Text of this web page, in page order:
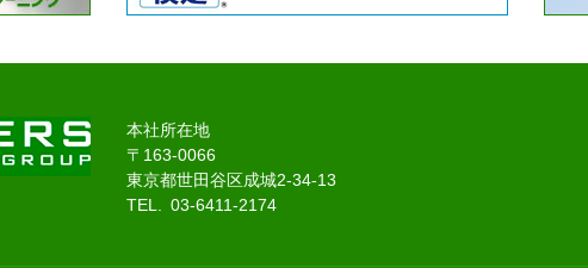
本社所在地
〒163-0066
東京都世田谷区成城2-34-13
TEL. 03-6411-2174